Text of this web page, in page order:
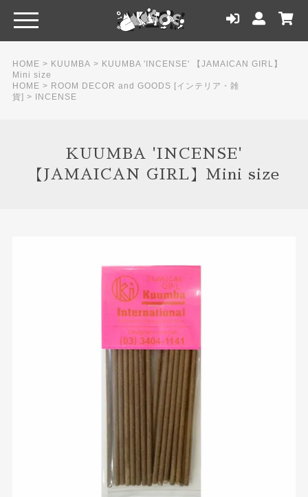
HOME > KUUMBA > KUUMBA 'INCENSE' 【JAMAICAN GIRL】
Mini size
HOME > ROOM DECOR and GOODS [インテリア・雑
貨] > INCENSE
KUUMBA 'INCENSE'
【JAMAICAN GIRL】Mini size